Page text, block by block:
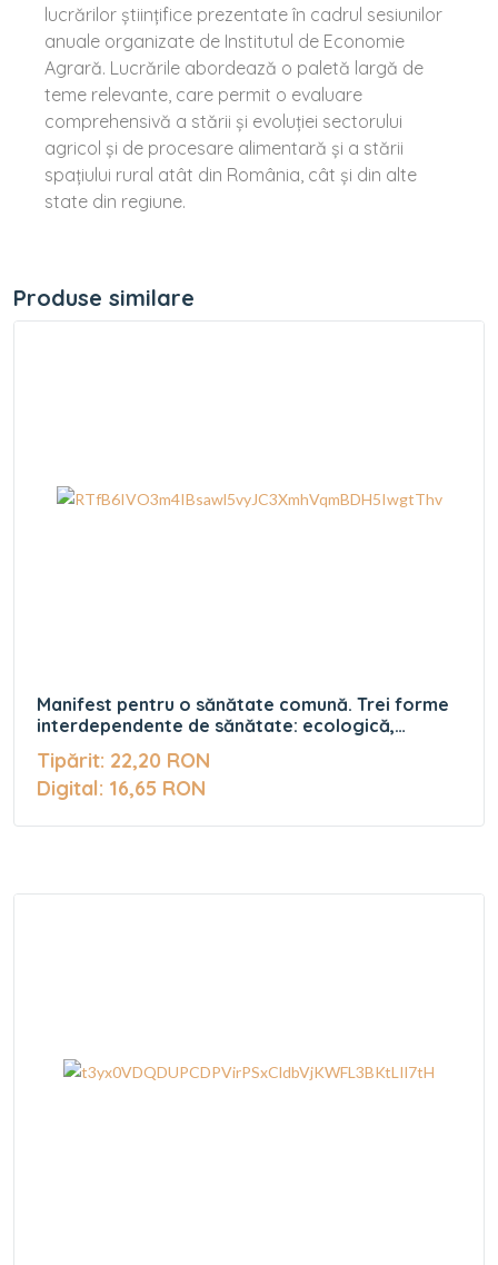
lucrărilor ştiinţifice prezentate în cadrul sesiunilor
anuale organizate de Institutul de Economie
Agrară. Lucrările abordează o paletă largă de
teme relevante, care permit o evaluare
comprehensivă a stării şi evoluţiei sectorului
agricol şi de procesare alimentară şi a stării
spaţiului rural atât din România, cât şi din alte
state din regiune.
Produse similare
Manifest pentru o sănătate comună. Trei forme
interdependente de sănătate: ecologică,
Tipărit: 22,20 RON
Digital: 16,65 RON